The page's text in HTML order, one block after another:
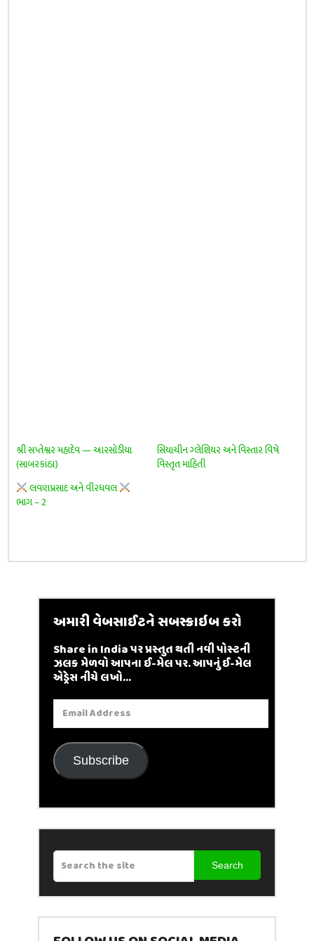
શ્રી સપ્તેશ્વર મહાદેવ — આરસોડીયા
(સાબરકાંઠા)
સિયાચીન ગ્લેશિયર અને વિસ્તાર વિષે
વિસ્તૃત માહિતી
લવણપ્રસાદ અને વીરધવલ
ભાગ – 2
અમારી વેબસાઈટને સબસ્ક્રાઇબ કરો
Share in India પર પ્રસ્તુત થતી નવી પોસ્ટની
ઝલક મેળવો આપના ઈ-મેલ પર. આપનું ઈ-મેલ
એડ્રેસ નીચે લખો...
Email
Address
Subscribe
Search